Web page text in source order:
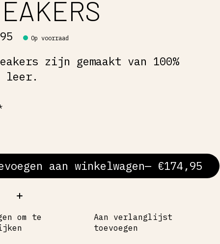
Op voorraad
zijn gemaakt van 100%
leer.
aan winkelwagen
— €174,95
om te
Aan verlanglijst
toevoegen